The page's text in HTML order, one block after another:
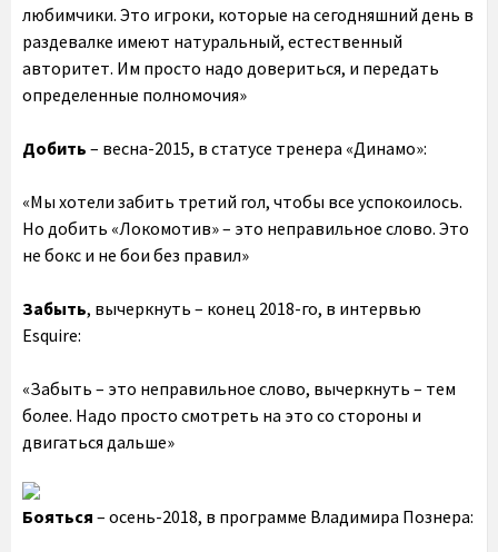
любимчики. Это игроки, которые на сегодняшний день в
раздевалке имеют натуральный, естественный
авторитет. Им просто надо довериться, и передать
определенные полномочия»
Добить – весна-2015, в статусе тренера «Динамо»:
«Мы хотели забить третий гол, чтобы все успокоилось.
Но добить «Локомотив» – это неправильное слово. Это
не бокс и не бои без правил»
Забыть, вычеркнуть – конец 2018-го, в интервью
Esquire:
«Забыть – это неправильное слово, вычеркнуть – тем
более. Надо просто смотреть на это со стороны и
двигаться дальше»
Бояться – осень-2018, в программе Владимира Познера: